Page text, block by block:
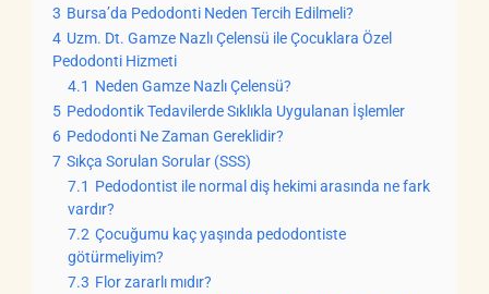
3 Bursa’da Pedodonti Neden Tercih Edilmeli?
4 Uzm. Dt. Gamze Nazlı Çelensü ile Çocuklara Özel
Pedodonti Hizmeti
4.1 Neden Gamze Nazlı Çelensü?
5 Pedodontik Tedavilerde Sıklıkla Uygulanan İşlemler
6 Pedodonti Ne Zaman Gereklidir?
7 Sıkça Sorulan Sorular (SSS)
7.1 Pedodontist ile normal diş hekimi arasında ne fark
vardır?
7.2 Çocuğumu kaç yaşında pedodontiste
götürmeliyim?
7.3 Flor zararlı mıdır?